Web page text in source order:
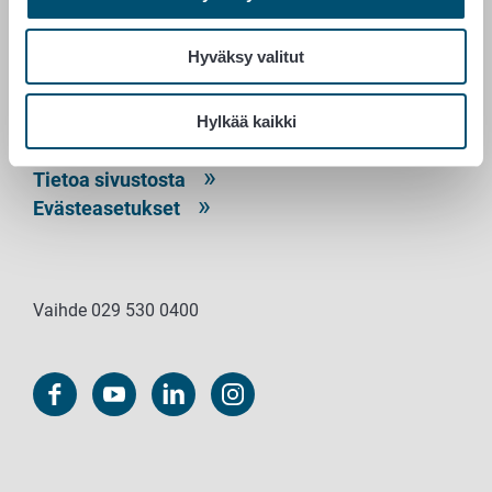
Hyväksy valitut
Hylkää kaikki
00027 RUOKAVIRASTO
Palaute
Tietosuojailmoitus
Saavutettavuusseloste
Tietoa sivustosta
Evästeasetukset
Vaihde 029 530 0400